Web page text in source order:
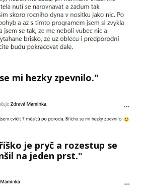
mi hezky zpevnilo."
je pryč a rozestup se
na jeden prst."